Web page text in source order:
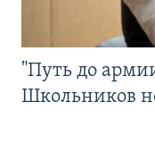
"Путь до
Школьников